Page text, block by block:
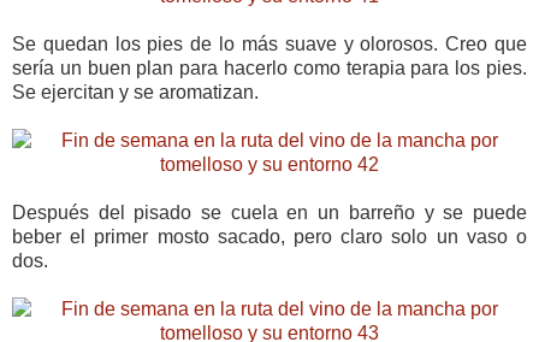
Se quedan los pies de lo más suave y olorosos. Creo que
sería un buen plan para hacerlo como terapia para los pies.
Se ejercitan y se aromatizan.
Después del pisado se cuela en un barreño y se puede
beber el primer mosto sacado, pero claro solo un vaso o
dos.